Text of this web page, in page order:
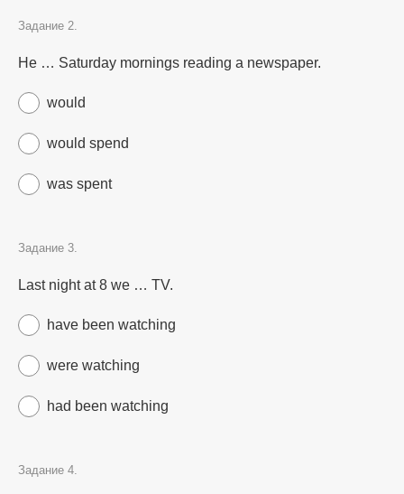
Задание 2.
He … Saturday mornings reading a newspaper.
would
would spend
was spent
Задание 3.
Last night at 8 we … TV.
have been watching
were watching
had been watching
Задание 4.